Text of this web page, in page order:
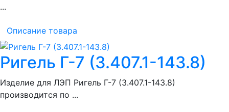
...
Описание товара
Ригель Г-7 (3.407.1-143.8)
Изделие для ЛЭП Ригель Г-7 (3.407.1-143.8)
производится по ...